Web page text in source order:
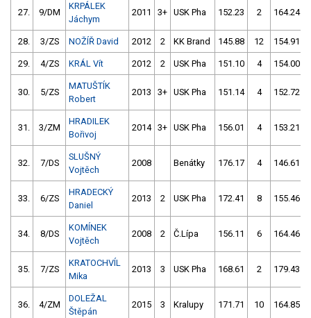
27. 9/DM
KRPÁLEK
Jáchym
2011 3+ USK Pha 152.23 2 164.24
28. 3/ZS NOŽÍŘ David 2012 2 KK Brand 145.88 12 154.91
29. 4/ZS KRÁL Vít 2012 2 USK Pha 151.10 4 154.00
30. 5/ZS
MATUŠTÍK
Robert
2013 3+ USK Pha 151.14 4 152.72
31. 3/ZM
HRADILEK
Bořivoj
2014 3+ USK Pha 156.01 4 153.21
32. 7/DS
SLUŠNÝ
Vojtěch
2008 Benátky 176.17 4 146.61
33. 6/ZS
HRADECKÝ
Daniel
2013 2 USK Pha 172.41 8 155.46
34. 8/DS
KOMÍNEK
Vojtěch
2008 2 Č.Lípa 156.11 6 164.46
35. 7/ZS
KRATOCHVÍL
Mika
2013 3 USK Pha 168.61 2 179.43
36. 4/ZM
DOLEŽAL
Štěpán
2015 3 Kralupy 171.71 10 164.85